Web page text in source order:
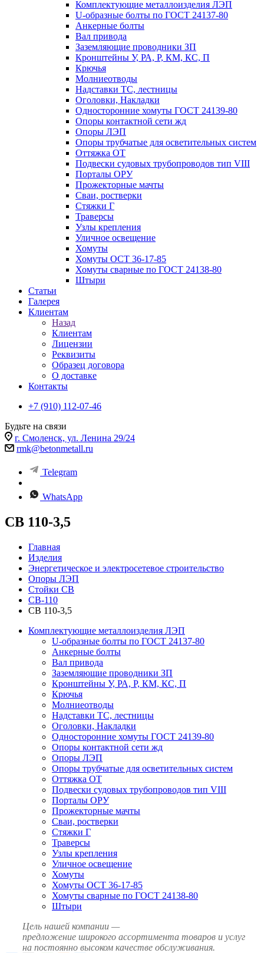
Комплектующие металлоизделия ЛЭП
U-образные болты по ГОСТ 24137-80
Анкерные болты
Вал привода
Заземляющие проводники ЗП
Кронштейны У, РА, Р, КМ, КС, П
Крючья
Молниеотводы
Надставки ТС, лестницы
Оголовки, Накладки
Односторонние хомуты ГОСТ 24139-80
Опоры контактной сети жд
Опоры ЛЭП
Опоры трубчатые для осветительных систем
Оттяжка ОТ
Подвески судовых трубопроводов тип VIII
Порталы ОРУ
Прожекторные мачты
Сваи, ростверки
Стяжки Г
Траверсы
Узлы крепления
Уличное освещение
Хомуты
Хомуты ОСТ 36-17-85
Хомуты сварные по ГОСТ 24138-80
Штыри
Статьи
Галерея
Клиентам
Назад
Клиентам
Лицензии
Реквизиты
Образец договора
О доставке
Контакты
+7 (910) 112-07-46
Будьте на связи
г. Смоленск, ул. Ленина 29/24
rmk@betonmetall.ru
Telegram
WhatsApp
СВ 110-3,5
Главная
Изделия
Энергетическое и электросетевое строительство
Опоры ЛЭП
Стойки СВ
СВ-110
СВ 110-3,5
Комплектующие металлоизделия ЛЭП
U-образные болты по ГОСТ 24137-80
Анкерные болты
Вал привода
Заземляющие проводники ЗП
Кронштейны У, РА, Р, КМ, КС, П
Крючья
Молниеотводы
Надставки ТС, лестницы
Оголовки, Накладки
Односторонние хомуты ГОСТ 24139-80
Опоры контактной сети жд
Опоры ЛЭП
Опоры трубчатые для осветительных систем
Оттяжка ОТ
Подвески судовых трубопроводов тип VIII
Порталы ОРУ
Прожекторные мачты
Сваи, ростверки
Стяжки Г
Траверсы
Узлы крепления
Уличное освещение
Хомуты
Хомуты ОСТ 36-17-85
Хомуты сварные по ГОСТ 24138-80
Штыри
Цель нашей компании —
предложение широкого ассортимента товаров и услуг
на постоянно высоком качестве обслуживания.